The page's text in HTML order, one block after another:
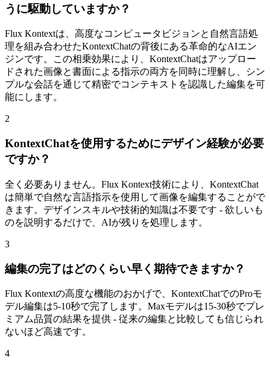
うに駆動していますか？
Flux Kontextは、高度なコンピュータビジョンと自然言語処
理を組み合わせたKontextChatの背後にある革命的なAIエン
ジンです。この相乗効果により、KontextChatはアップロー
ドされた画像と書面による指示の両方を同時に理解し、シン
プルな会話を通じて精密でコンテキストを認識した編集を可
能にします。
2
KontextChatを使用するためにデザイン経験が必要
ですか？
全く必要ありません。Flux Kontext技術により、KontextChat
は簡単で自然な言語指示を使用して画像を編集することがで
きます。デザインスキルや技術的知識は不要です - 欲しいも
のを説明するだけで、AIが残りを処理します。
3
編集の完了はどのくらい早く期待できますか？
Flux Kontextの高度な機能のおかげで、KontextChatでのProモ
デル編集は5-10秒で完了します。Maxモデルは15-30秒でプレ
ミアム品質の結果を提供 - 従来の編集と比較しても信じられ
ないほど高速です。
4